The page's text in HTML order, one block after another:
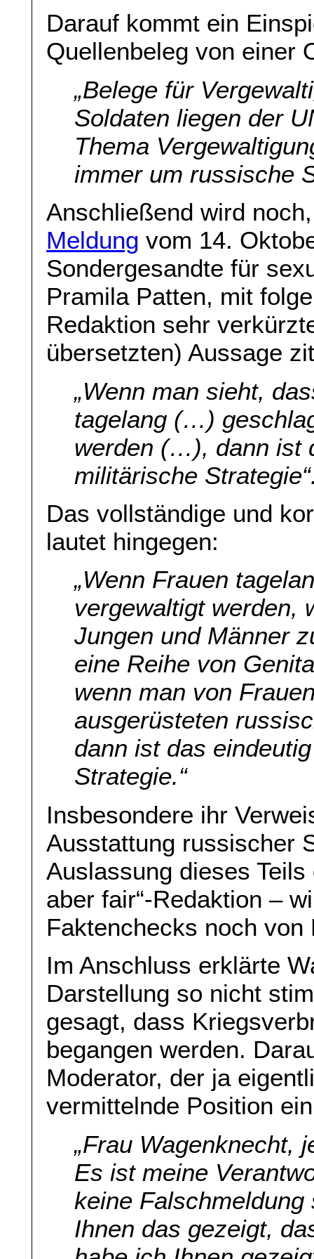
Darauf kommt ein
Quellenbeleg von einer
„Belege für
Soldaten liegen der
Thema
immer um russische
Anschließend wird
Meldung vom 14.
Sondergesandte für
Pramila Patten, mit
Redaktion sehr
übersetzten) Aussage
„Wenn man sieht,
tagelang (…)
werden (…), dann ist
militärische
Das vollständige und
lautet hingegen:
„Wenn Frauen
vergewaltigt werden,
Jungen und Männer
eine Reihe von
wenn man von
ausgerüsteten
dann ist das
Strategie.“
Insbesondere ihr
Ausstattung russischer
Auslassung dieses
aber fair“-Redaktion –
Faktenchecks noch von
Im Anschluss erklärte
Darstellung so nicht
gesagt, dass
begangen werden.
Moderator, der ja
vermittelnde Position
„Frau Wagenknecht,
Es ist meine
keine
Ihnen das gezeigt,